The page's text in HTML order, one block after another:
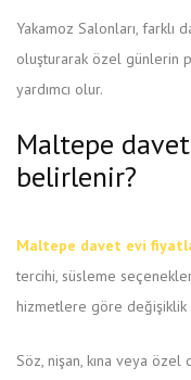
Yakamoz Salonları, farklı
oluşturarak özel günlerin
yardımcı olur.
Maltepe
belirlenir?
Maltepe davet evi
tercihi, süsleme
hizmetlere göre
Söz, nişan, kına veya